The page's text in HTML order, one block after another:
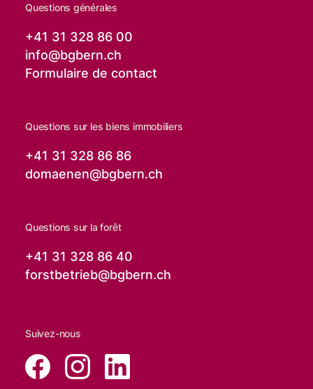
Questions générales
+41 31 328 86 00
info@bgbern.ch
Formulaire de contact
Questions sur les biens immobiliers
+41 31 328 86 86
domaenen@bgbern.ch
Questions sur la forêt
+41 31 328 86 40
forstbetrieb@bgbern.ch
Suivez-nous